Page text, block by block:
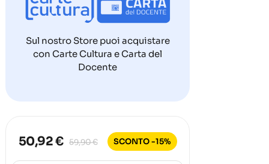
Sul nostro Store puoi acquistare
con Carte Cultura e Carta del
Docente
50,92 € 59,90 € SCONTO -15%